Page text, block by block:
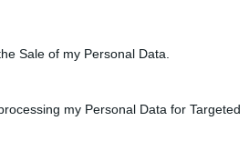
Sale of my Personal Data.
my Personal Data for Targeted